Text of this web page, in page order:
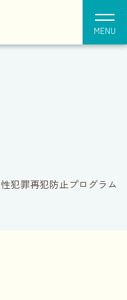
MENU
性犯罪再犯防止プログラム